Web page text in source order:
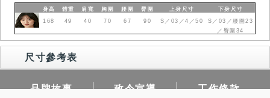
身高 體重 肩寬 胸圍 腰圍 臀圍 上身 尺寸 下身 尺寸
168
49 40 70 67 90 S／03／4／50
S／03／腰圍23
／臀圍34
尺寸參考表
品牌故事 政令宣導 工作條款